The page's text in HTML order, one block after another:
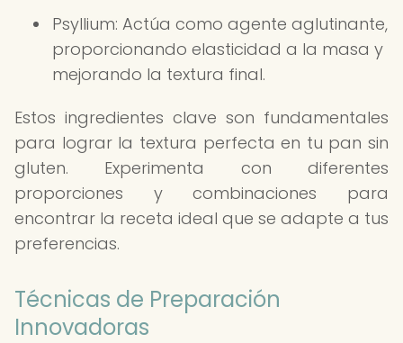
Psyllium: Actúa como agente aglutinante,
proporcionando elasticidad a la masa y
mejorando la textura final.
Estos ingredientes clave son fundamentales
para lograr la textura perfecta en tu pan sin
gluten. Experimenta con diferentes
proporciones y combinaciones para
encontrar la receta ideal que se adapte a tus
preferencias.
Técnicas de Preparación
Innovadoras